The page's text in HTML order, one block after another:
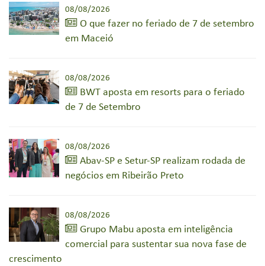
08/08/2026
O que fazer no feriado de 7 de setembro
em Maceió
08/08/2026
BWT aposta em resorts para o feriado
de 7 de Setembro
08/08/2026
Abav-SP e Setur-SP realizam rodada de
negócios em Ribeirão Preto
08/08/2026
Grupo Mabu aposta em inteligência
comercial para sustentar sua nova fase de
crescimento